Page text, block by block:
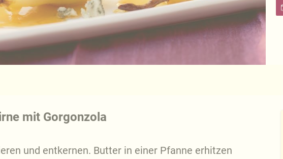
mit Gorgonzola
und entkernen. Butter in einer Pfanne erhitzen